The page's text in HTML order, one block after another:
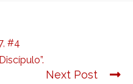
#4
Next Post